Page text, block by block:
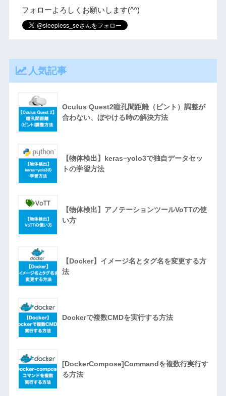
フォローよろしくお願いします(^^)
人気記事
Oculus Quest2瞳孔間距離（ピント）調整が
合わない、ぼやける時の解決方法
【物体検出】keras−yolo3で独自データセッ
トの学習方法
【物体検出】アノテーションツールVoTTの使
い方
【Docker】イメージ名とタグ名を変更する方
法
Dockerで複数CMDを実行する方法
[DockerCompose]Commandを複数行実行す
る方法